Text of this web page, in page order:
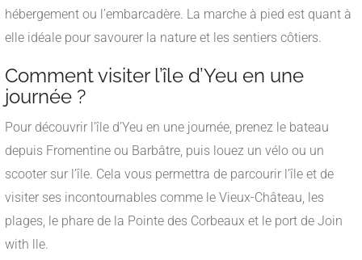
hébergement ou l’embarcadère. La marche à pied est quant à
elle idéale pour savourer la nature et les sentiers côtiers.
Comment visiter l’île d’Yeu en une
journée ?
Pour découvrir l’île d’Yeu en une journée, prenez le bateau
depuis Fromentine ou Barbâtre, puis louez un vélo ou un
scooter sur l’île. Cela vous permettra de parcourir l’île et de
visiter ses incontournables comme le Vieux-Château, les
plages, le phare de la Pointe des Corbeaux et le port de Join
with lle.